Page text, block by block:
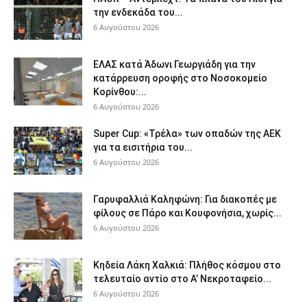
την ενδεκάδα του...
6 Αυγούστου 2026
ΕΛΑΣ κατά Άδωνι Γεωργιάδη για την
κατάρρευση οροφής στο Νοσοκομείο
Κορίνθου:...
6 Αυγούστου 2026
Super Cup: «Τρέλα» των οπαδών της ΑΕΚ
για τα εισιτήρια του...
6 Αυγούστου 2026
Γαρυφαλλιά Καληφώνη: Για διακοπές με
φίλους σε Πάρο και Κουφονήσια, χωρίς...
6 Αυγούστου 2026
Κηδεία Λάκη Χαλκιά: Πλήθος κόσμου στο
τελευταίο αντίο στο Α’ Νεκροταφείο...
6 Αυγούστου 2026